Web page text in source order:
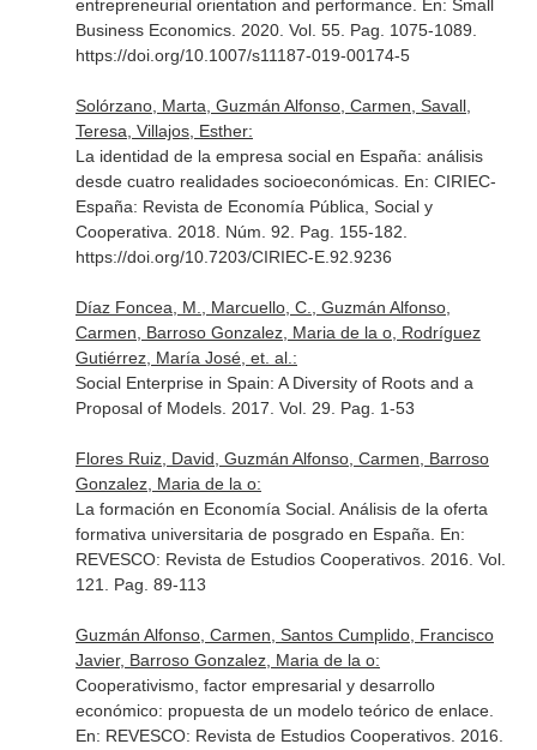
entrepreneurial orientation and performance.
En: Small
Business Economics. 2020. Vol. 55. Pag. 1075-1089.
https://doi.org/10.1007/s11187-019-00174-5
Solórzano, Marta, Guzmán Alfonso, Carmen, Savall,
Teresa, Villajos, Esther:
La identidad de la empresa social en España: análisis
desde cuatro realidades socioeconómicas. En: CIRIEC-
España: Revista de Economía Pública, Social y
Cooperativa . 2018. Núm. 92. Pag. 155-182.
https://doi.org/10.7203/CIRIEC-E.92.9236
Díaz Foncea, M., Marcuello, C., Guzmán Alfonso,
Carmen, Barroso Gonzalez, Maria de la o, Rodríguez
Gutiérrez, María José, et. al.:
Social Enterprise in Spain: A Diversity of Roots and a
Proposal of Models. 2017. Vol. 29. Pag. 1-53
Flores Ruiz, David, Guzmán Alfonso, Carmen, Barroso
Gonzalez, Maria de la o:
La formación en Economía Social. Análisis de la oferta
formativa universitaria de posgrado en España. En:
REVESCO: Revista de Estudios Cooperativos. 2016. Vol.
121. Pag. 89-113
Guzmán Alfonso, Carmen, Santos Cumplido, Francisco
Javier, Barroso Gonzalez, Maria de la o:
Cooperativismo, factor empresarial y desarrollo
económico: propuesta de un modelo teórico de enlace.
En: REVESCO: Revista de Estudios Cooperativos. 2016.